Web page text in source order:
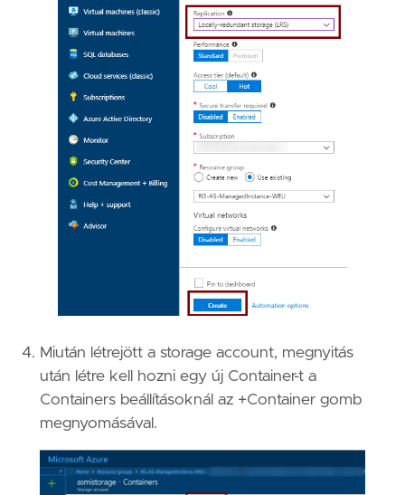
Miután létrejött a storage account, megnyitás
után létre kell hozni egy új Container-t a
Containers beállításoknál az +Container gomb
megnyomásával.